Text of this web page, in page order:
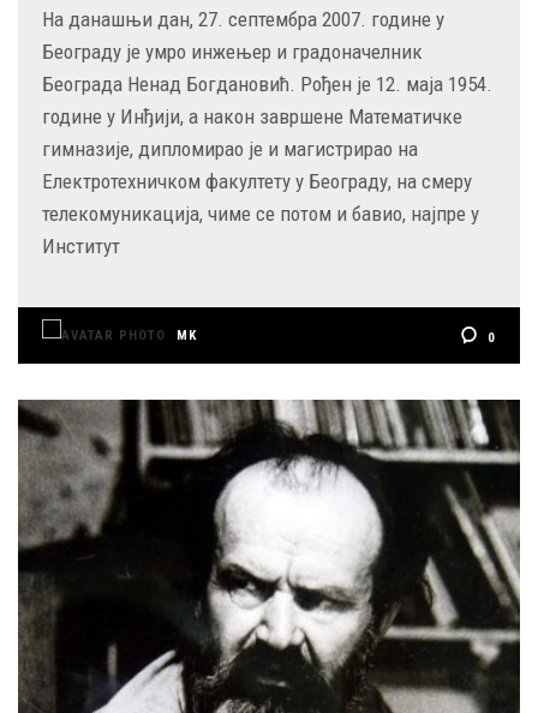
На данашњи дан, 27. септембра 2007. године у
Београду је умро инжењер и градоначелник
Београда Ненад Богдановић. Рођен је 12. маја 1954.
године у Инђији, а након завршене Математичке
гимназије, дипломирао је и магистрирао на
Електротехничком факултету у Београду, на смеру
телекомуникација, чиме се потом и бавио, најпре у
Институт
MK 0